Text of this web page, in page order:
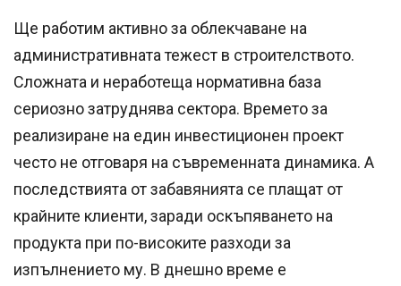
Ще работим активно за облекчаване на
административната тежест в строителството.
Сложната и неработеща нормативна база
сериозно затруднява сектора. Времето за
реализиране на един инвестиционен проект
често не отговаря на съвременната динамика. А
последствията от забавянията се плащат от
крайните клиенти, заради оскъпяването на
продукта при по-високите разходи за
изпълнението му. В днешно време е